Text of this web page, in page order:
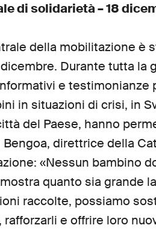
di solidarietà – 18
della mobilitazione è
Durante tutta la
e testimonianze
in situazioni di crisi, in
del Paese, hanno
direttrice della
«Nessun bambino
quanto sia grande
raccolte, possiamo
e offrire loro